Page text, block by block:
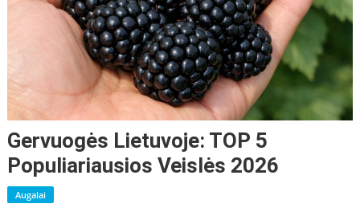
Gervuogės Lietuvoje: TOP 5
Populiariausios Veislės 2026
Augalai